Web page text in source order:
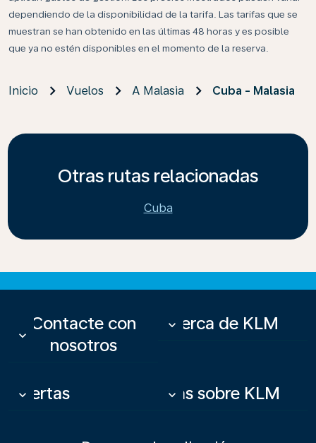
dependiendo de la disponibilidad de la tarifa. Las tarifas que se
muestran se han obtenido en las últimas 48 horas y es posible
que ya no estén disponibles en el momento de la reserva.
Inicio Vuelos A Malasia Cuba - Malasia
Otras rutas relacionadas
Cuba
Contacte con
nosotros
keyboard_arrow_down
Acerca de KLM
keyboard_arrow_down
Ofertas
keyboard_arrow_down Más sobre KLM
keyboard_arrow_down